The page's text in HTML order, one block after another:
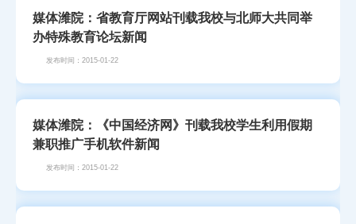
媒体潍院：省教育厅网站刊载我校与北师大共同举
办特殊教育论坛新闻
发布时间：2015-01-22
媒体潍院：《中国经济网》刊载我校学生利用假期
兼职推广手机软件新闻
发布时间：2015-01-22